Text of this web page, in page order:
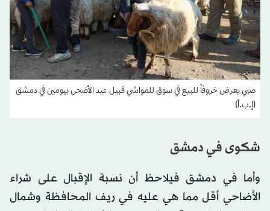
صبي يعرض خروفاً للبيع في سوق للمواشي قبيل عيد الأضحى بيومين في دمشق
(إ.ب.أ)
شكوى في دمشق
وأما في دمشق فيلاحظ أن نسبة الإقبال على شراء
الأضاحي أقل مما هي عليه في ريف المحافظة وشمال